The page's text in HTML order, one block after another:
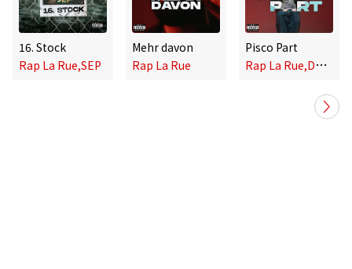
16. Stock
Rap La Rue,SEP
Mehr davon
Rap La Rue
Pisco Part
R
ap La Rue,DzaDza